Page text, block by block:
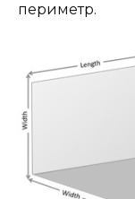
периметр.